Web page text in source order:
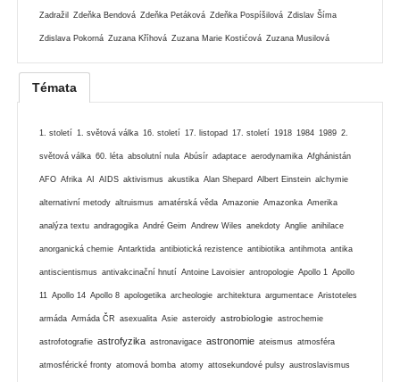
Zadražil Zdeňka Bendová Zdeňka Petáková Zdeňka Pospíšilová Zdislav Šíma
Zdislava Pokorná Zuzana Kříhová Zuzana Marie Kostićová Zuzana Musilová
Témata
1. století 1. světová válka 16. století 17. listopad 17. století 1918 1984 1989 2.
světová válka 60. léta absolutní nula Abúsír adaptace aerodynamika Afghánistán
AFO Afrika AI AIDS aktivismus akustika Alan Shepard Albert Einstein alchymie
alternativní metody altruismus amatérská věda Amazonie Amazonka Amerika
analýza textu andragogika André Geim Andrew Wiles anekdoty Anglie anihilace
anorganická chemie Antarktida antibiotická rezistence antibiotika antihmota antika
antiscientismus antivakcinační hnutí Antoine Lavoisier antropologie Apollo 1 Apollo
11 Apollo 14 Apollo 8 apologetika archeologie architektura argumentace Aristoteles
armáda Armáda ČR asexualita Asie asteroidy astrobiologie astrochemie
astrofotografie astrofyzika astronavigace astronomie ateismus atmosféra
atmosférické fronty atomová bomba atomy attosekundové pulsy austroslavismus